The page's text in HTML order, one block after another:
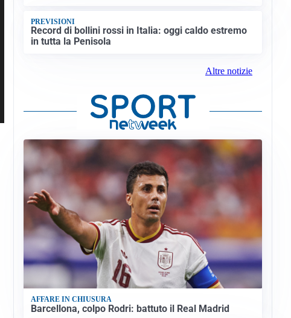
PREVISIONI
Record di bollini rossi in Italia: oggi caldo estremo
in tutta la Penisola
Altre notizie
AFFARE IN CHIUSURA
Barcellona, colpo Rodri: battuto il Real Madrid